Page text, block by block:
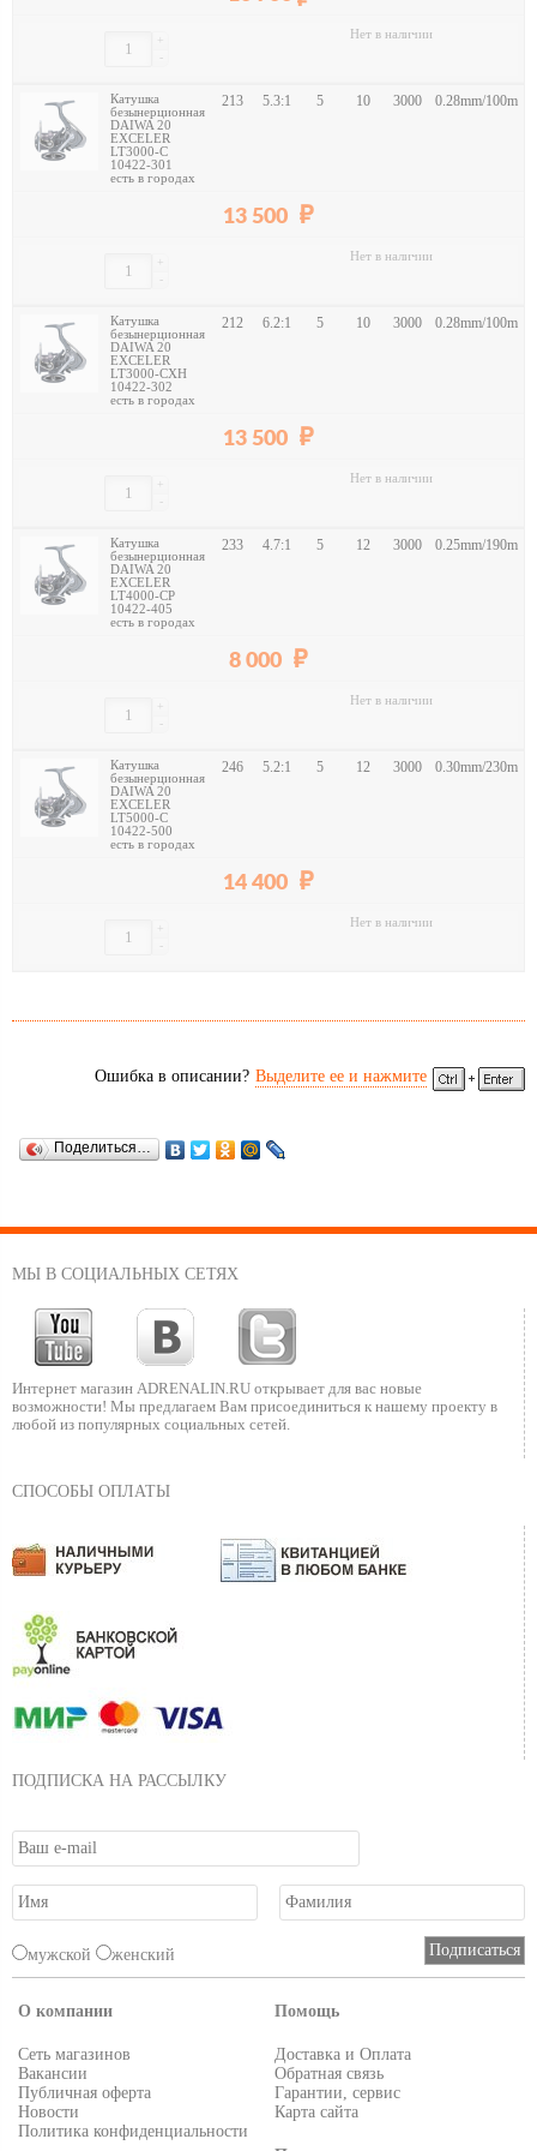
-
+ Нет в наличии
Катушка
безынерционная
DAIWA 20
EXCELER
LT3000-C
10422-301
есть в городах
213 5.3:1 5 10 3000 0.28mm/100m
13 500
-
+ Нет в наличии
Катушка
безынерционная
DAIWA 20
EXCELER
LT3000-CXH
10422-302
есть в городах
212 6.2:1 5 10 3000 0.28mm/100m
13 500
-
+ Нет в наличии
Катушка
безынерционная
DAIWA 20
EXCELER
LT4000-CP
10422-405
есть в городах
233 4.7:1 5 12 3000 0.25mm/190m
8 000
-
+ Нет в наличии
Катушка
безынерционная
DAIWA 20
EXCELER
LT5000-C
10422-500
есть в городах
246 5.2:1 5 12 3000 0.30mm/230m
14 400
-
+ Нет в наличии
Ошибка в описании? Выделите ее и нажмите
Поделиться…
МЫ В СОЦИАЛЬНЫХ СЕТЯХ
Интернет магазин ADRENALIN.RU открывает для вас новые
возможности! Мы предлагаем Вам присоединиться к нашему проекту в
любой из популярных социальных сетей.
СПОСОБЫ ОПЛАТЫ
ПОДПИСКА НА РАССЫЛКУ
мужской женский
О компании
Сеть магазинов
Вакансии
Публичная оферта
Новости
Политика конфиденциальности
Помощь
Доставка и Оплата
Обратная связь
Гарантии, сервис
Карта сайта